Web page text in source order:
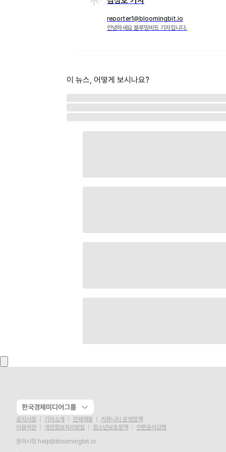
reporter1@bloomingbit.io
안녕하세요 블루밍비트 기자입니다.
이 뉴스, 어떻게 보시나요?
한국경제미디어그룹
공지사항 기자소개 인재채용
커뮤니티 운영정책
이용약관
개인정보처리방침 청소년보호정책
언론윤리강령
문의사항 help@bloomingbit.io